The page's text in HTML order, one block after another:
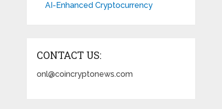
AI-Enhanced Cryptocurrency
CONTACT US:
onl@coincryptonews.com